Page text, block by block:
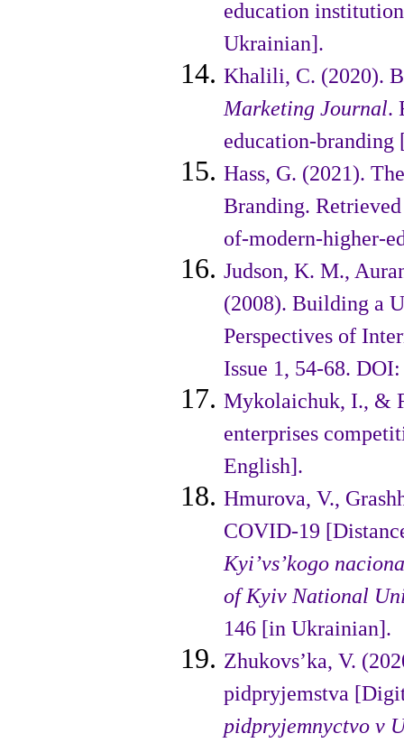
education
Ukrainian].
Khalili, С. (2020).
Marketing Journal.
education-
Hass, G. (2021).
Branding.
of-modern-higher-
Judson, K. M.,
(2008). Building a
Perspectives of
Issue 1, 54-68.
Mykolaichuk, I., &
enterprises
English].
Hmurova, V.,
COVID-19
Kyi’vs’kogo
of Kyiv National
146 [in Ukrainian].
Zhukovs’ka, V.
pidpryjemstva
pidpryjemnyctvo v